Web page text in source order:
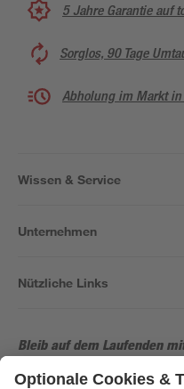
5 Jahre Garantie auf
Sorglos, 90 Tage
Abholung im Markt
Wissen & Service
Unternehmen
Nützliche Links
Bleib auf dem Laufenden
Der toom Newsletter: Keine